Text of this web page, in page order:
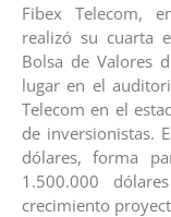
Fibex Telecom,
realizó su cuarta
Bolsa de Valores
lugar en el
Telecom en el
de inversionistas.
dólares, forma
1.500.000
crecimiento